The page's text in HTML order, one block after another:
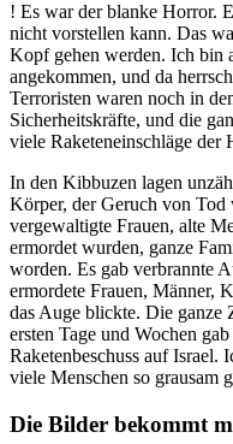
! Es war der blanke Horror.
nicht vorstellen kann. Das
Kopf gehen werden. Ich bin
angekommen, und da
Terroristen waren noch in
Sicherheitskräfte, und die
viele Raketeneinschläge der
In den Kibbuzen lagen
Körper, der Geruch von Tod
vergewaltigte Frauen, alte
ermordet wurden, ganze
worden. Es gab verbrannte
ermordete Frauen, Männer,
das Auge blickte. Die ganze
ersten Tage und Wochen
Raketenbeschuss auf Israel.
viele Menschen so grausam
Die Bilder bekommt